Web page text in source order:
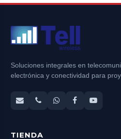
Soluciones integrales en
electrónica y conectividad para
TIENDA